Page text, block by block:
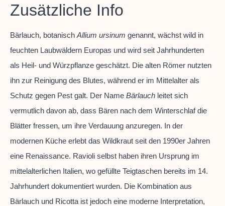
Zusätzliche Info
Bärlauch, botanisch Allium ursinum genannt, wächst wild in
feuchten Laubwäldern Europas und wird seit Jahrhunderten
als Heil- und Würzpflanze geschätzt. Die alten Römer nutzten
ihn zur Reinigung des Blutes, während er im Mittelalter als
Schutz gegen Pest galt. Der Name Bärlauch leitet sich
vermutlich davon ab, dass Bären nach dem Winterschlaf die
Blätter fressen, um ihre Verdauung anzuregen. In der
modernen Küche erlebt das Wildkraut seit den 1990er Jahren
eine Renaissance. Ravioli selbst haben ihren Ursprung im
mittelalterlichen Italien, wo gefüllte Teigtaschen bereits im 14.
Jahrhundert dokumentiert wurden. Die Kombination aus
Bärlauch und Ricotta ist jedoch eine moderne Interpretation,